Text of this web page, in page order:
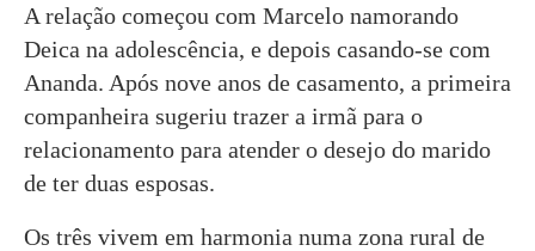
A relação começou com Marcelo namorando
Deica na adolescência, e depois casando-se com
Ananda. Após nove anos de casamento, a primeira
companheira sugeriu trazer a irmã para o
relacionamento para atender o desejo do marido
de ter duas esposas.
Os três vivem em harmonia numa zona rural de